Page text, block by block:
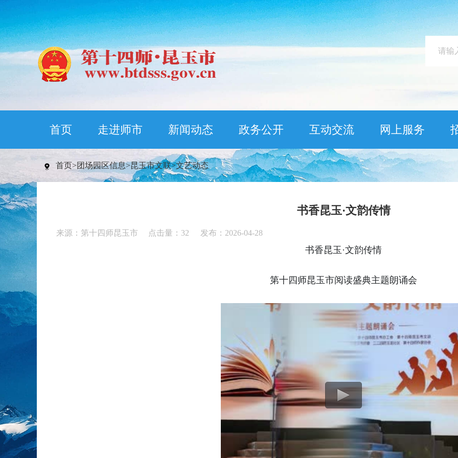
首页 走进师市 新闻动态 政务公开 互动交流 网上服务
首页>团场园区信息>昆玉市文联>文艺动态
书香昆玉·文韵传情
来源：第十四师昆玉市 点击量： 32 发布：2026-04-28
书香昆玉·文韵传情
第十四师昆玉市阅读盛典主题朗诵会